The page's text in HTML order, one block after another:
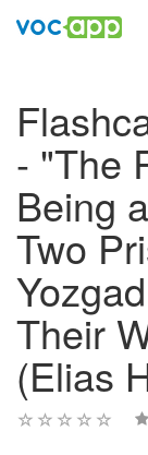
- "The
Being
Two
Their
(Elias